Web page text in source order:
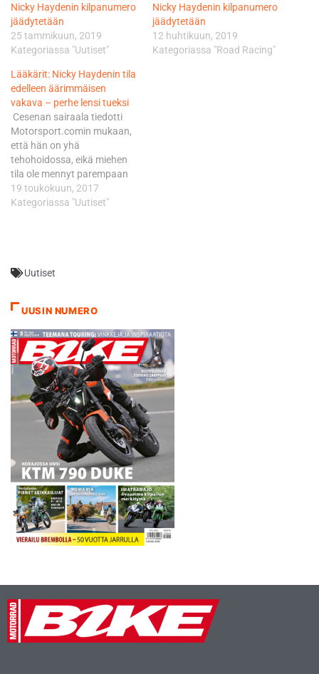
Nicky Haydenin kilpanumero
jäädytetään
25 tammikuun, 2019
Kategoriassa "Uutiset"
Nicky Haydenin kilpanumero
jäädytetään
12 huhtikuun, 2019
Kategoriassa "Road Racing"
Lääkärit: Nicky Haydenin tila
edelleen äärimmäisen
vakava – perhe lensi tueksi
Cesenan sairaala tiedotti
Motorsport.comin mukaan,
että hän on yhä
tehohoidossa, eikä miehen
tila ole mennyt parempaan
suuntaan. - Tilanne on
vakaa. Kliininen kuva on
lensivät Yhdysvalloista
matkaan päässyt
sydänvaivojen vuoksi.
Myös…
19 toukokuun, 2017
Kategoriassa "Uutiset"
Uutiset
UUSIN NUMERO